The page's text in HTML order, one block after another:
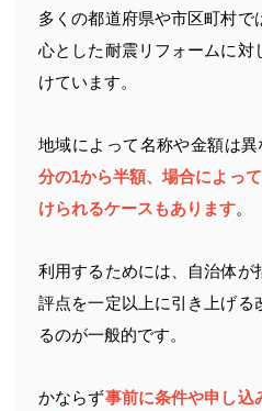
多くの都道府県や市区町村で
心とした耐震リフォームに対
けています。
地域によって名称や金額は異
分の1から半額、場合によっ
けられるケースもあります。
利用するためには、自治体が
評点を一定以上に引き上げる
るのが一般的です。
かならず事前に条件や申し込